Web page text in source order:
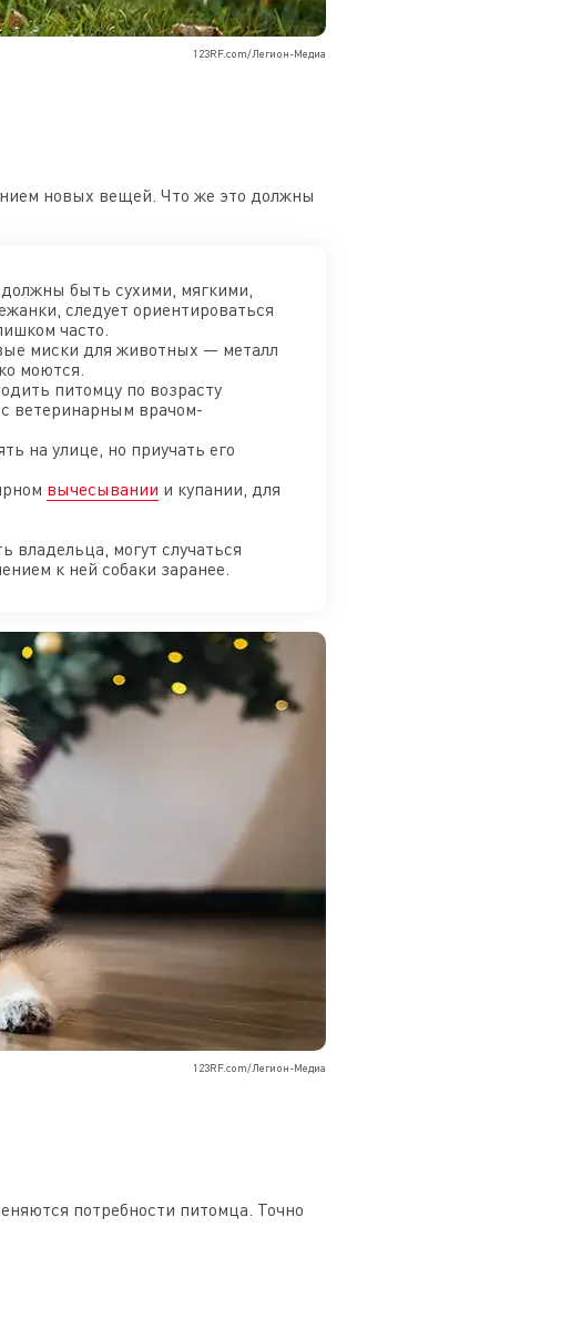
123RF.com/Легион-Медиа
новых вещей. Что же это должны
быть сухими, мягкими,
следует ориентироваться
часто.
миски для животных — металл
моются.
питомцу по возрасту
ветеринарным врачом-
на улице, но приучать его
вычесывании и купании, для
владельца, могут случаться
к ней собаки заранее.
123RF.com/Легион-Медиа
потребности питомца. Точно